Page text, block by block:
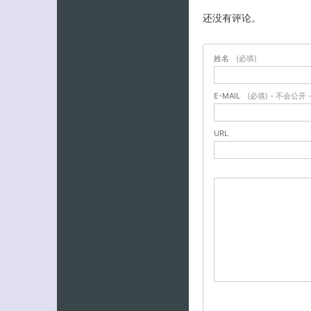
还没有评论。
姓名 (必填)
E-MAIL (必填) - 不会公开 -
URL